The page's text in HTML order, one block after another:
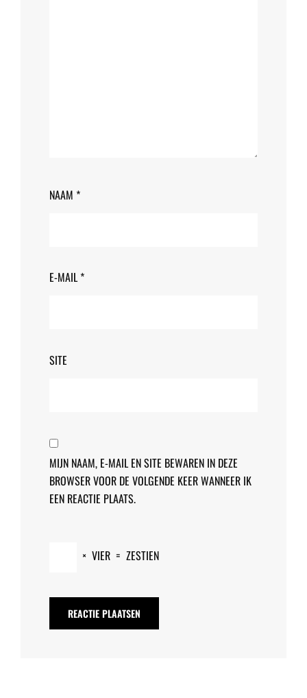
NAAM *
E-MAIL*
SITE
MIJN NAAM, E-MAIL EN SITE BEWAREN IN DEZE
BROWSER VOOR DE VOLGENDE KEER WANNEER IK
EEN REACTIE PLAATS.
× VIER = ZESTIEN